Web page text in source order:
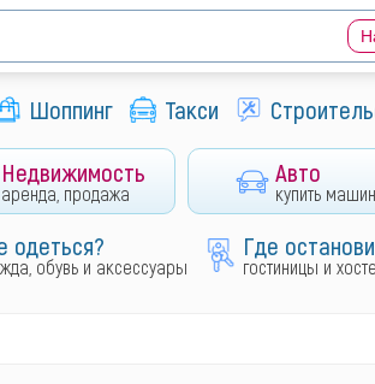
Шоппинг Такси
Недвижимость
аренда, продажа
Авто
купить
одеться?
обувь и аксессуары
Где
гостиницы и